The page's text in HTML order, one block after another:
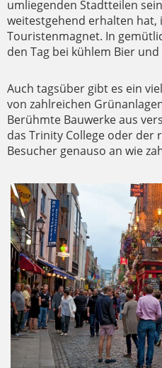
umliegenden Stadtteilen
weitestgehend erhalten hat,
Touristenmagnet. In
den Tag bei kühlem Bier
Auch tagsüber gibt es ein
von zahlreichen
Berühmte Bauwerke aus
das Trinity College oder der
Besucher genauso an wie